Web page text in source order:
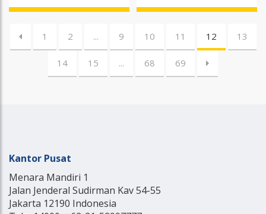
1 2 ... 9 10 11 12 13
14 15 ... 68 69
Kantor Pusat
Menara Mandiri 1
Jalan Jenderal Sudirman Kav 54-55
Jakarta 12190 Indonesia